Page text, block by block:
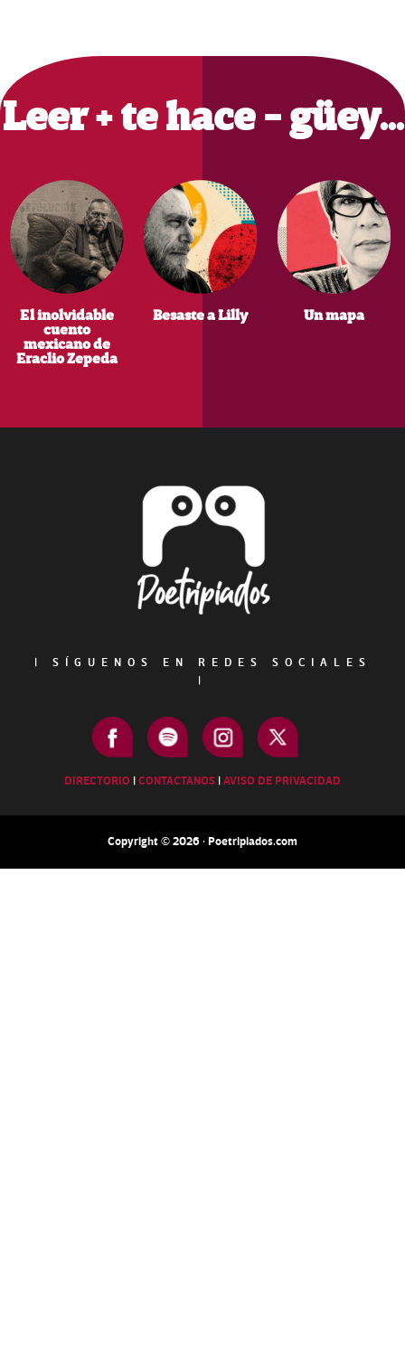
Primary
Sidebar
Leer + te hace - güey…
El inolvidable
cuento
mexicano de
Eraclio Zepeda
Besaste a Lilly Un mapa
|
SÍGUENOS EN REDES SOCIALES
|
DIRECTORIO |CONTACTANOS |AVISO DE PRIVACIDAD
Copyright © 2026 · Poetripiados.com